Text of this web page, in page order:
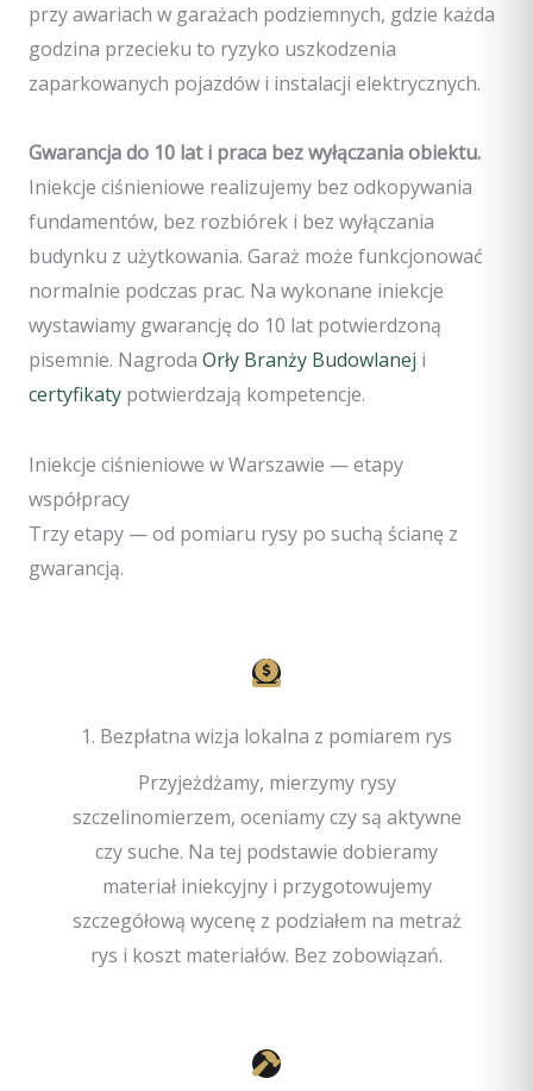
przy awariach w garażach podziemnych, gdzie każda
godzina przecieku to ryzyko uszkodzenia
zaparkowanych pojazdów i instalacji elektrycznych.
Gwarancja do 10 lat i praca bez wyłączania obiektu.
Iniekcje ciśnieniowe realizujemy bez odkopywania
fundamentów, bez rozbiórek i bez wyłączania
budynku z użytkowania. Garaż może funkcjonować
normalnie podczas prac. Na wykonane iniekcje
wystawiamy gwarancję do 10 lat potwierdzoną
pisemnie. Nagroda Orły Branży Budowlanej i
certyfikaty potwierdzają kompetencje.
Iniekcje ciśnieniowe w Warszawie — etapy
współpracy
Trzy etapy — od pomiaru rysy po suchą ścianę z
gwarancją.
1. Bezpłatna wizja lokalna z pomiarem rys
Przyjeżdżamy, mierzymy rysy
szczelinomierzem, oceniamy czy są aktywne
czy suche. Na tej podstawie dobieramy
materiał iniekcyjny i przygotowujemy
szczegółową wycenę z podziałem na metraż
rys i koszt materiałów. Bez zobowiązań.